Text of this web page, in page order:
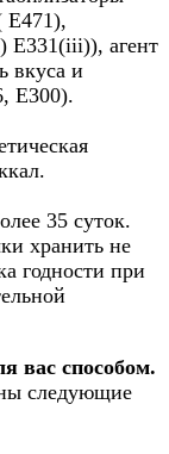
Е471),
Е331(iii)), агент
вкуса и
Е300).
35 суток.
хранить не
годности при
вас способом.
следующие